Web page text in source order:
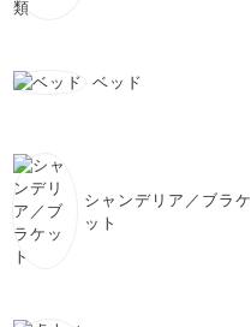
ベッド
シャンデリア／ブラケ
ット